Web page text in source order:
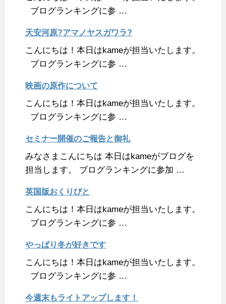
ブログランキングに参 …
天安河原?アマノヤスガワラ?
こんにちは！本日はkameが担当いたします。
ブログランキングに参 …
映画の原作について
こんにちは！本日はkameが担当いたします。
ブログランキングに参 …
セミナー開催のご報告と御礼
みなさまこんにちは 本日はkameがブログを
担当します。 ブログランキングに参加 …
英国版おくりびと
こんにちは！本日はkameが担当いたします。
ブログランキングに参 …
やっぱり冬が好きです
こんにちは！本日はkameが担当いたします。
ブログランキングに参 …
今週末もライトアップします！